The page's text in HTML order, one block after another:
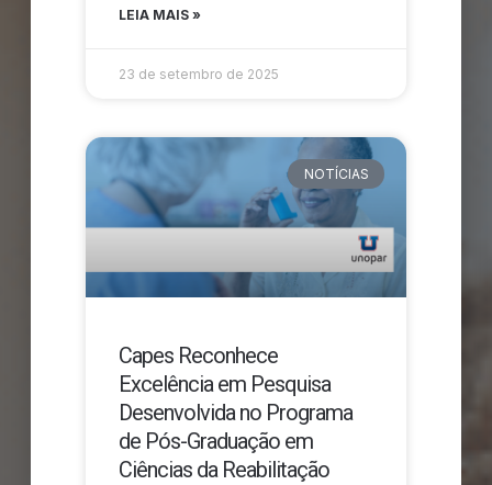
LEIA MAIS »
23 de setembro de 2025
NOTÍCIAS
Capes Reconhece
Excelência em Pesquisa
Desenvolvida no Programa
de Pós-Graduação em
Ciências da Reabilitação